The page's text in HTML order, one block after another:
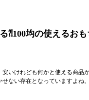
⁈100均の使えるお
いけれども何かと使える商品
ない存在となっていますよね